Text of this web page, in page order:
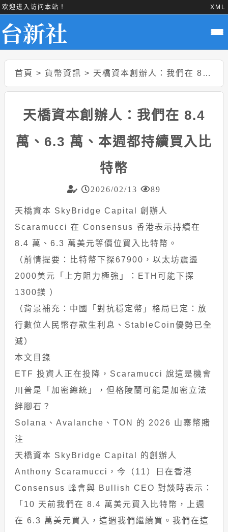
欢迎进入访问本站！ XML
首頁 > 貨幣資訊 > 天橋資本創辦人：我們在 8.4 萬、6.3 萬、本週都持續買入比特幣
天橋資本創辦人：我們在 8.4
萬、6.3 萬、本週都持續買入比
特幣
2026/02/13 89
天橋資本 SkyBridge Capital 創辦人
Scaramucci 在 Consensus 香港表示持續在
8.4 萬、6.3 萬美元等價位買入比特幣。
（前情提要：比特幣下探67900，以太坊震盪
2000美元「上方阻力極強」：ETH可能下探
1300鎂 ）
（背景補充：中國「對抗穩定幣」格局已定：放
行數位人民幣存款生利息、StableCoin優勢已全
滅）
本文目錄
ETF 投資人正在投降，Scaramucci 說這是機會
川普是「加密總統」，但格陵蘭可能是加密立法
絆腳石？
Solana、Avalanche、TON 的 2026 山寨幣賭
注
天橋資本 SkyBridge Capital 的創辦人
Anthony Scaramucci，今（11）日在香港
Consensus 峰會與 Bullish CEO 對談時表示：
「10 天前我們在 8.4 萬美元買入比特幣，上週
在 6.3 萬美元買入，這週我們繼續買。我們在這